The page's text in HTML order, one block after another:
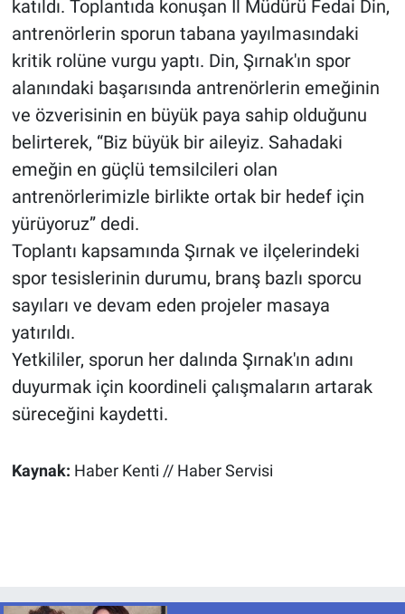
katıldı. Toplantıda konuşan İl Müdürü Fedai Din,
antrenörlerin sporun tabana yayılmasındaki
kritik rolüne vurgu yaptı. Din, Şırnak'ın spor
alanındaki başarısında antrenörlerin emeğinin
ve özverisinin en büyük paya sahip olduğunu
belirterek, “Biz büyük bir aileyiz. Sahadaki
emeğin en güçlü temsilcileri olan
antrenörlerimizle birlikte ortak bir hedef için
yürüyoruz” dedi.
Toplantı kapsamında Şırnak ve ilçelerindeki
spor tesislerinin durumu, branş bazlı sporcu
sayıları ve devam eden projeler masaya
yatırıldı.
Yetkililer, sporun her dalında Şırnak'ın adını
duyurmak için koordineli çalışmaların artarak
süreceğini kaydetti.
Kaynak: Haber Kenti // Haber Servisi